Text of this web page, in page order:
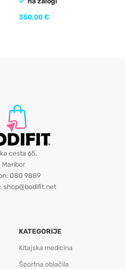
350,00€
cesta 65,
080 9889
shop@bodifit.net
KATEGORIJE
Kitajska medicina
Športna oblačila